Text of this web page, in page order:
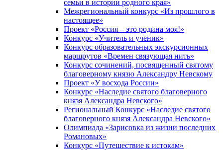
семьи в истории родного края»
Межрегиональный конкурс «Из прошлого в
настоящее»
Проект «Россия – это родина моя!»
Конкурс «Учитель и ученик»
Конкурс образовательных экскурсионных
маршрутов «Времен связующая нить»
Конкурс сочинений, посвященный святому
благоверному князю Александру Невскому
Проект «У восхода России»
Конкурс «Наследие святого благоверного
князя Александра Невского»
Региональный Конкурс «Наследие святого
благоверного князя Александра Невского»
Олимпиада «Зарисовка из жизни последних
Романовых»
Конкурс «Путешествие к истокам»